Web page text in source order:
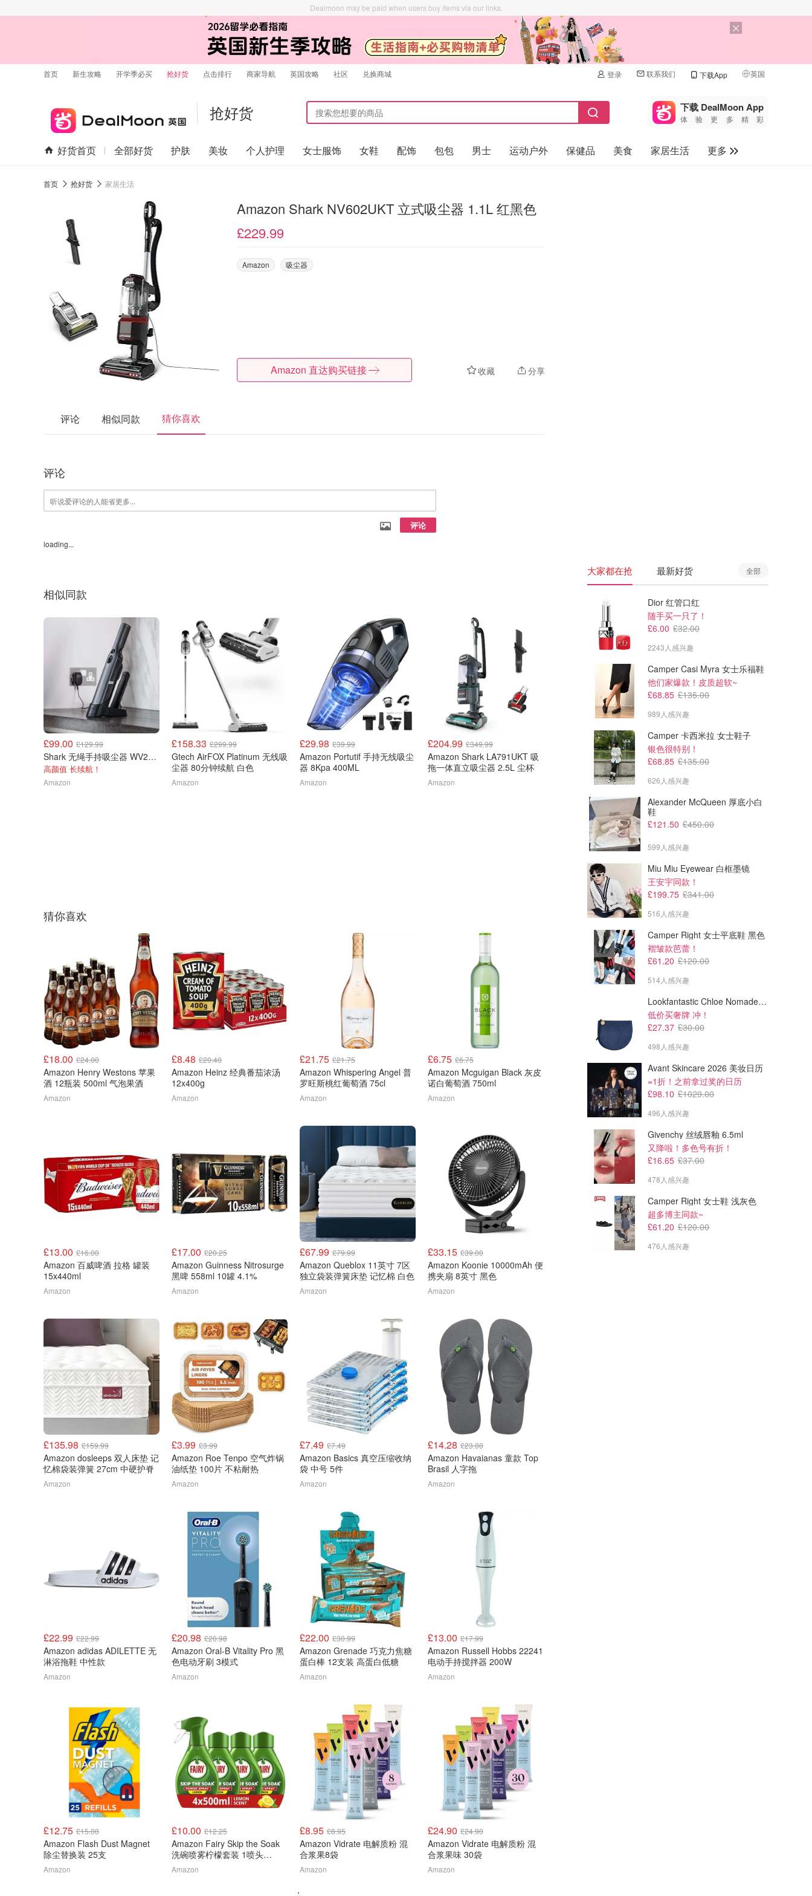
Dealmoon may be paid when users buy items via our links.
首页 新生攻略 开学季必买 抢好货 点击排行 商家导航 英国攻略 社区 兑换商城 登录 联系我们 下载App 英国
🇺🇸
🇨🇳 中国
🇨🇦加拿大
抢好货 下载 DealMoon App
体验更多精彩
好货首页 全部好货 护肤 美妆 个人护理 女士服饰 女鞋 配饰 包包 男士 运动户外 保健品 美食 家居生活
更多
首页 抢好货 家居生活
Amazon Shark NV602UKT 立式吸尘器 1.1L 红黑色
£229.99
Amazon 吸尘器
收藏 分享
Amazon 直达购买链接
评论 相似同款 猜你喜欢
评论
评论
loading...
相似同款
£99.00 £129.99
Shark 无绳手持吸尘器 WV200UK
高颜值 长续航！
Amazon
£158.33 £299.99
Gtech AirFOX Platinum 无线吸
尘器 80分钟续航 白色
Amazon
£29.98 £39.99
Amazon Portutif 手持无线吸尘
器 8Kpa 400ML
Amazon
£204.99 £349.99
Amazon Shark LA791UKT 吸
拖一体直立吸尘器 2.5L 尘杯
Amazon
£849.00
Amazon eufy E25 Omni 扫拖
机器人 20000Pa
£118.47
Amazon Hoover HF1 Max 无
线吸尘器 200W 50分钟
Amazon
猜你喜欢
£18.00 £24.00
Amazon Henry Westons 苹果
酒 12瓶装 500ml 气泡果酒
Amazon
£8.48 £20.40
Amazon Heinz 经典番茄浓汤
12x400g
Amazon
£21.75 £21.75
Amazon Whispering Angel 普
罗旺斯桃红葡萄酒 75cl
Amazon
£6.75 £6.75
Amazon Mcguigan Black 灰皮
诺白葡萄酒 750ml
Amazon
£13.00 £16.00
Amazon 百威啤酒 拉格 罐装
15x440ml
Amazon
£17.00 £20.25
Amazon Guinness Nitrosurge
黑啤 558ml 10罐 4.1%
Amazon
£67.99 £79.99
Amazon Queblox 11英寸 7区
独立袋装弹簧床垫 记忆棉 白色
Amazon
£33.15 £39.00
Amazon Koonie 10000mAh 便
携夹扇 8英寸 黑色
Amazon
£135.98 £159.99
Amazon dosleeps 双人床垫 记
忆棉袋装弹簧 27cm 中硬护脊
Amazon
£3.99 £3.99
Amazon Roe Tenpo 空气炸锅
油纸垫 100片 不粘耐热
Amazon
£7.49 £7.49
Amazon Basics 真空压缩收纳
袋 中号 5件
Amazon
£14.28 £23.00
Amazon Havaianas 童款 Top
Brasil 人字拖
Amazon
£22.99 £22.99
Amazon adidas ADILETTE 无
淋浴拖鞋 中性款
Amazon
£20.98 £20.98
Amazon Oral-B Vitality Pro 黑
色电动牙刷 3模式
Amazon
£22.00 £30.99
Amazon Grenade 巧克力焦糖
蛋白棒 12支装 高蛋白低糖
Amazon
£13.00 £17.99
Amazon Russell Hobbs 22241
电动手持搅拌器 200W
Amazon
£12.75 £15.00
Amazon Flash Dust Magnet
除尘替换装 25支
Amazon
£10.00 £12.25
Amazon Fairy Skip the Soak
洗碗喷雾柠檬套装 1喷头
4x500ml补充装
Amazon
£8.95 £8.95
Amazon Vidrate 电解质粉 混
合浆果8袋
Amazon
£24.90 £24.90
Amazon Vidrate 电解质粉 混
合浆果味 30袋
Amazon
大家都在抢 最新好货 全部
Dior 红管口红
随手买一只了！
£6.00 £32.00
2243人感兴趣
Camper Casi Myra 女士乐福鞋
他们家爆款！皮质超软~
£68.85 £135.00
989人感兴趣
Camper 卡西米拉 女士鞋子
银色很特别！
£68.85 £135.00
626人感兴趣
Alexander McQueen 厚底小白
鞋
£121.50 £450.00
599人感兴趣
Miu Miu Eyewear 白框墨镜
王安宇同款！
£199.75 £341.00
516人感兴趣
Camper Right 女士平底鞋 黑色
褶皱款芭蕾！
£61.20 £120.00
514人感兴趣
Lookfantastic Chloe Nomade 夜埃及小包
低价买奢牌 冲！
£27.37 £30.00
498人感兴趣
Avant Skincare 2026 美妆日历
=1折！之前拿过奖的日历
£98.10 £1029.00
496人感兴趣
Givenchy 丝绒唇釉 6.5ml
又降啦！多色号有折！
£16.65 £37.00
478人感兴趣
Camper Right 女士鞋 浅灰色
超多博主同款~
£61.20 £120.00
476人感兴趣